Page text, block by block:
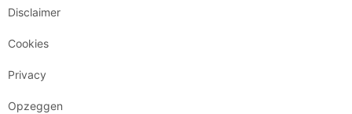
Disclaimer
Cookies
Privacy
Opzeggen